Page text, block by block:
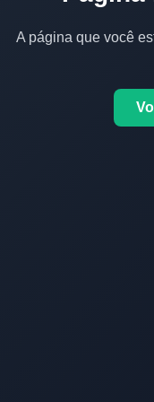
A página que você